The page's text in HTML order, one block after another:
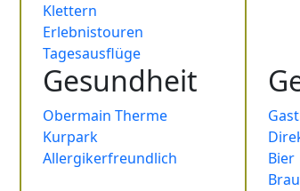
Klettern
Erlebnistouren
Tagesausflüge
Gesundheit
Obermain Therme
Kurpark
Allergikerfreundlich
Bier